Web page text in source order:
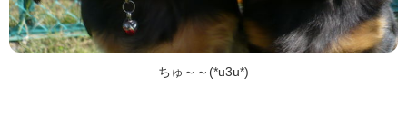
ちゅ～～(*u3u*)